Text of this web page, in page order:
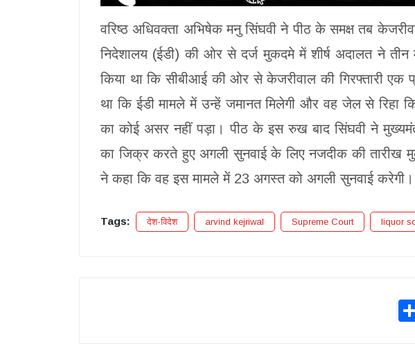
वरिष्ठ अधिवक्ता अभिषेक मनु सिंघवी ने पीठ के समक्ष तब
निदेशालय (ईडी) की ओर से दर्ज मुकदमे में शीर्ष अदालत ने तीन
किया था कि सीबीआई की ओर से केजरीवाल की गिरफ्तारी
था कि ईडी मामले में उन्हें जमानत मिलेगी और वह जेल से रिहा
का कोई असर नहीं पड़ा। पीठ के इस रुख बाद सिंघवी ने
का जिक्र करते हुए अगली सुनवाई के लिए नजदीक की तारीख
ने कहा कि वह इस मामले में 23 अगस्त को अगली सुनवाई करेगी।
Tags: देश-विदेश arvind kejriwal Supreme Court liquor